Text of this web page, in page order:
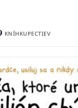
KNÍHKUPECTIEV